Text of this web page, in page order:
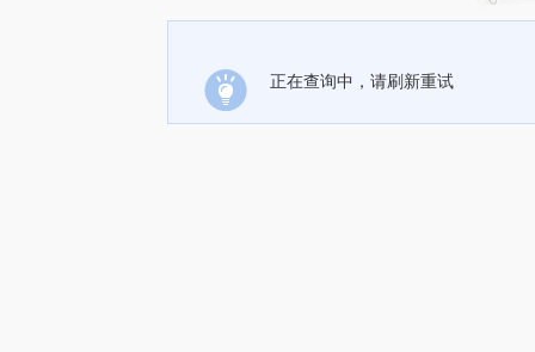
正在查询中，请刷新重试